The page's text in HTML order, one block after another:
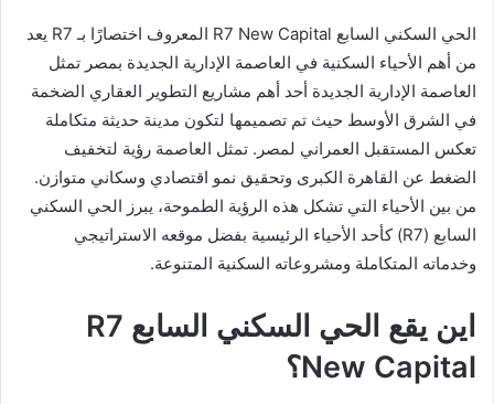
الحي السكني السابع R7 New Capital المعروف اختصارًا بـ R7 يعد
من أهم الأحياء السكنية في العاصمة الإدارية الجديدة بمصر تمثل
العاصمة الإدارية الجديدة أحد أهم مشاريع التطوير العقاري الضخمة
في الشرق الأوسط حيث تم تصميمها لتكون مدينة حديثة متكاملة
تعكس المستقبل العمراني لمصر. تمثل العاصمة رؤية لتخفيف
الضغط عن القاهرة الكبرى وتحقيق نمو اقتصادي وسكاني متوازن.
من بين الأحياء التي تشكل هذه الرؤية الطموحة، يبرز الحي السكني
السابع (R7) كأحد الأحياء الرئيسية بفضل موقعه الاستراتيجي
وخدماته المتكاملة ومشروعاته السكنية المتنوعة.
اين يقع الحي السكني السابع R7
New Capital؟